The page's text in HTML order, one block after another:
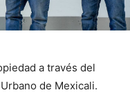
a través del
de Mexicali.